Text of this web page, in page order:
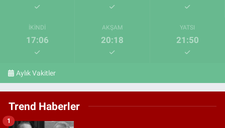
İKINDI
17:06
AKŞAM
20:18
YATSI
21:50
Aylık Vakitler
Trend Haberler
1